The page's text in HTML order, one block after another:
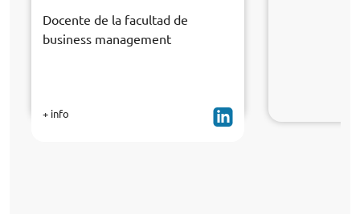
Docente de la facultad de
business management
+ info